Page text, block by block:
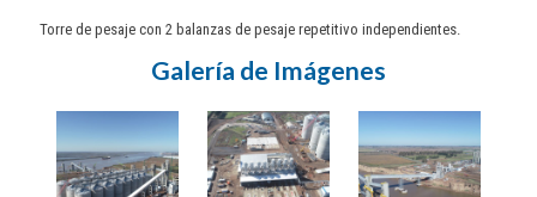
Torre de pesaje con 2 balanzas de pesaje repetitivo independientes.
Galería de Imágenes